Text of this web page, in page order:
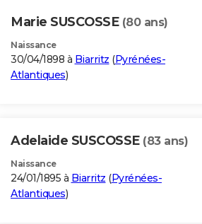
Marie SUSCOSSE (80 ans)
Naissance
30/04/1898 à Biarritz (Pyrénées-
Atlantiques)
Adelaide SUSCOSSE (83 ans)
Naissance
24/01/1895 à Biarritz (Pyrénées-
Atlantiques)